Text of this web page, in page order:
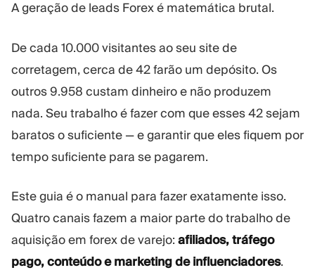
A geração de leads Forex é matemática brutal.
De cada 10.000 visitantes ao seu site de
corretagem, cerca de 42 farão um depósito. Os
outros 9.958 custam dinheiro e não produzem
nada. Seu trabalho é fazer com que esses 42 sejam
baratos o suficiente — e garantir que eles fiquem por
tempo suficiente para se pagarem.
Este guia é o manual para fazer exatamente isso.
Quatro canais fazem a maior parte do trabalho de
aquisição em forex de varejo: afiliados, tráfego
pago, conteúdo e marketing de influenciadores.
Plataforma Trading Administração
RECURSOS
Guia de marketing
Blog
Glossário
Tutoriais em vídeo
Calculadora de lucro
Plano de negócios
MAIS
Equipe
Eventos
Números
Carreiras